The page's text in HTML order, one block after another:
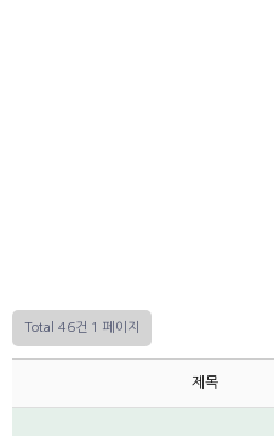
Total 46건 1 페이지
제목